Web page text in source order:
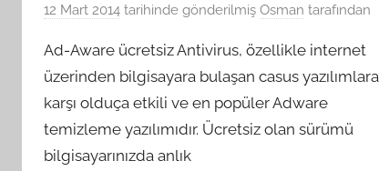
12 Mart 2014 tarihinde gönderilmiş Osman tarafından
Ad-Aware ücretsiz Antivirus, özellikle internet
üzerinden bilgisayara bulaşan casus yazılımlara
karşı olduça etkili ve en popüler Adware
temizleme yazılımıdır. Ücretsiz olan sürümü
bilgisayarınızda anlık